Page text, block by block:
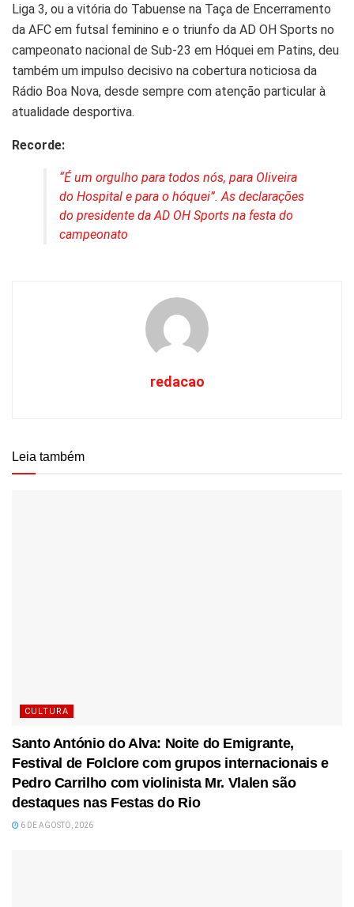
Liga 3, ou a vitória do Tabuense na Taça de Encerramento
da AFC em futsal feminino e o triunfo da AD OH Sports no
campeonato nacional de Sub-23 em Hóquei em Patins, deu
também um impulso decisivo na cobertura noticiosa da
Rádio Boa Nova, desde sempre com atenção particular à
atualidade desportiva.
Recorde:
“É um orgulho para todos nós, para Oliveira
do Hospital e para o hóquei”. As declarações
do presidente da AD OH Sports na festa do
campeonato
redacao
Leia também
CULTURA
Santo António do Alva: Noite do Emigrante,
Festival de Folclore com grupos internacionais e
Pedro Carrilho com violinista Mr. Vlalen são
destaques nas Festas do Rio
6 DE AGOSTO, 2026